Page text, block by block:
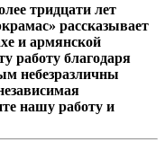
тридцати лет
рассказывает
и армянской
работу благодаря
небезразличны
нашу работу и